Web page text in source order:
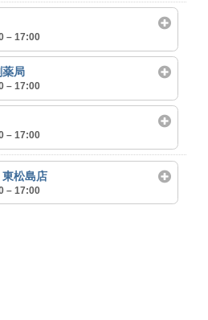
– 17:00
局
– 17:00
– 17:00
松島店
– 17:00